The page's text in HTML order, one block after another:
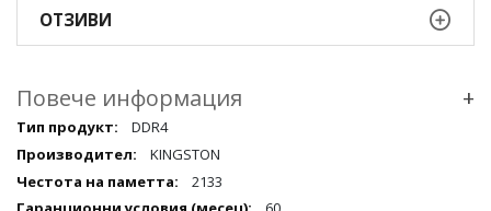
ОТЗИВИ
Повече информация +
Повече
информация
qqq
DDR4
KINGSTON
2133